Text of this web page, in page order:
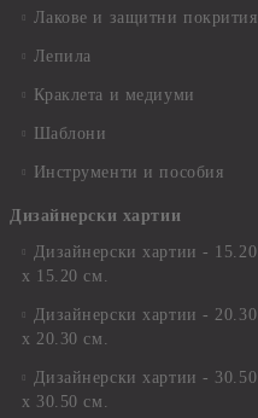
Лакове и защитни покрития
Лепила
Краклета и медиуми
Шаблони
Инструменти и пособия
Дизайнерски хартии
Дизайнерски хартии - 15.20
х 15.20 см.
Дизайнерски хартии - 20.30
х 20.30 см.
Дизайнерски хартии - 30.50
х 30.50 см.